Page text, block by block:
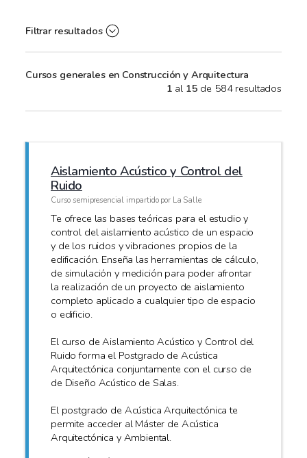
Filtrar resultados
Cursos generales en Construcción y Arquitectura
1 al 15 de 584 resultados
Aislamiento Acústico y Control del
Ruido
Curso semipresencial impartido por La Salle
Te ofrece las bases teóricas para el estudio y
control del aislamiento acústico de un espacio
y de los ruidos y vibraciones propios de la
edificación. Enseña las herramientas de cálculo,
de simulación y medición para poder afrontar
la realización de un proyecto de aislamiento
completo aplicado a cualquier tipo de espacio
o edificio.
El curso de Aislamiento Acústico y Control del
Ruido forma el Postgrado de Acústica
Arquitectónica conjuntamente con el curso de
de Diseño Acústico de Salas.
El postgrado de Acústica Arquitectónica te
permite acceder al Máster de Acústica
Arquitectónica y Ambiental.